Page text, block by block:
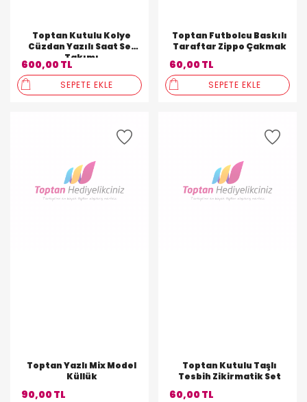
Toptan Kutulu Kolye
Cüzdan Yazılı Saat Set
Takımı
600,00 TL
SEPETE EKLE
Toptan Futbolcu Baskılı
Taraftar Zippo Çakmak
60,00 TL
SEPETE EKLE
Toptan Yazlı Mix Model
Küllük
90,00 TL
Toptan Kutulu Taşlı
Tesbih Zikirmatik Set
60,00 TL